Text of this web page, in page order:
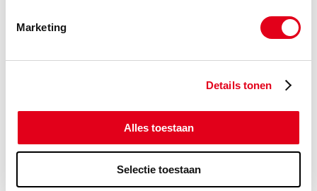
Marketing
Details tonen
Alles toestaan
Selectie toestaan